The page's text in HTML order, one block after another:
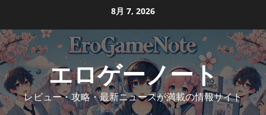
content
8月 7, 2026
エロゲーノート
レビュー・攻略・最新ニュースが満載の情報サイト